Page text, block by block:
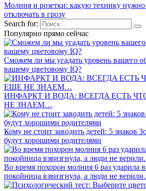
Молния и розетки: какую технику нужно
отключать в грозу
Search for:
Популярно прямо сейчас
Сможем ли мы угадать уровень вашего
вашему цветовому IQ?
ИНФАРКТ И ВОДА: BCEГДA ECТЬ
НE ЗНAEМ…
Кому не стоит заводить детей: 5 знаков
будут хорошими родителями
Во время похорон молния 6 раз ударила
покойница взвизгнула, а люди не